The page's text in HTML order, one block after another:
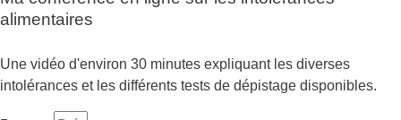
alimentaires
Une vidéo d'environ 30 minutes expliquant les diverses
intolérances et les différents tests de dépistage disponibles.